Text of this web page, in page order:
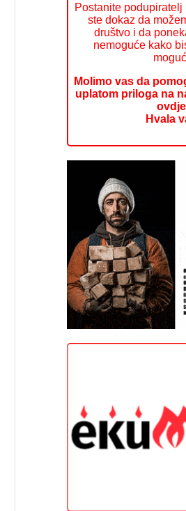
Postanite
ste dokaz da
društvo i da
nemoguće kako
Molimo vas da
uplatom priloga na
Hvala